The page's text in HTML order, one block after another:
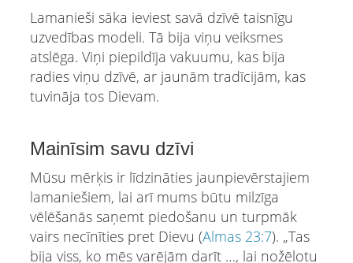
Lamanieši sāka ieviest savā dzīvē taisnīgu
uzvedības modeli. Tā bija viņu veiksmes
atslēga. Viņi piepildīja vakuumu, kas bija
radies viņu dzīvē, ar jaunām tradīcijām, kas
tuvināja tos Dievam.
Mainīsim savu dzīvi
Mūsu mērķis ir līdzināties jaunpievērstajiem
lamaniešiem, lai arī mums būtu milzīga
vēlēšanās saņemt piedošanu un turpmāk
vairs necīnīties pret Dievu (Аlmas 23:7). „Tas
bija viss, ko mēs varējām darīt …, lai nožēlotu